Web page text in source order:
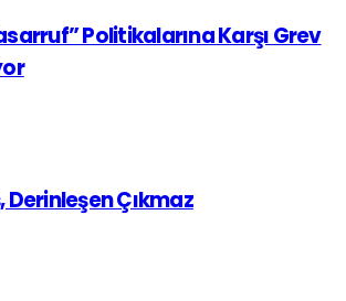
Politikalarına Karşı Grev
Derinleşen Çıkmaz